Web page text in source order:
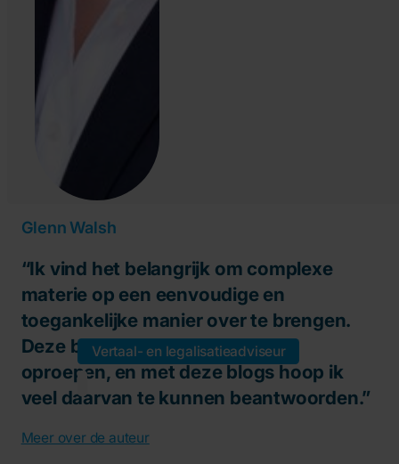
Glenn Walsh
“Ik vind het belangrijk om complexe
materie op een eenvoudige en
toegankelijke manier over te brengen.
Deze branche kan veel vragen
oproepen, en met deze blogs hoop ik
veel daarvan te kunnen beantwoorden.”
Meer over de auteur
Vertaal- en legalisatieadviseur